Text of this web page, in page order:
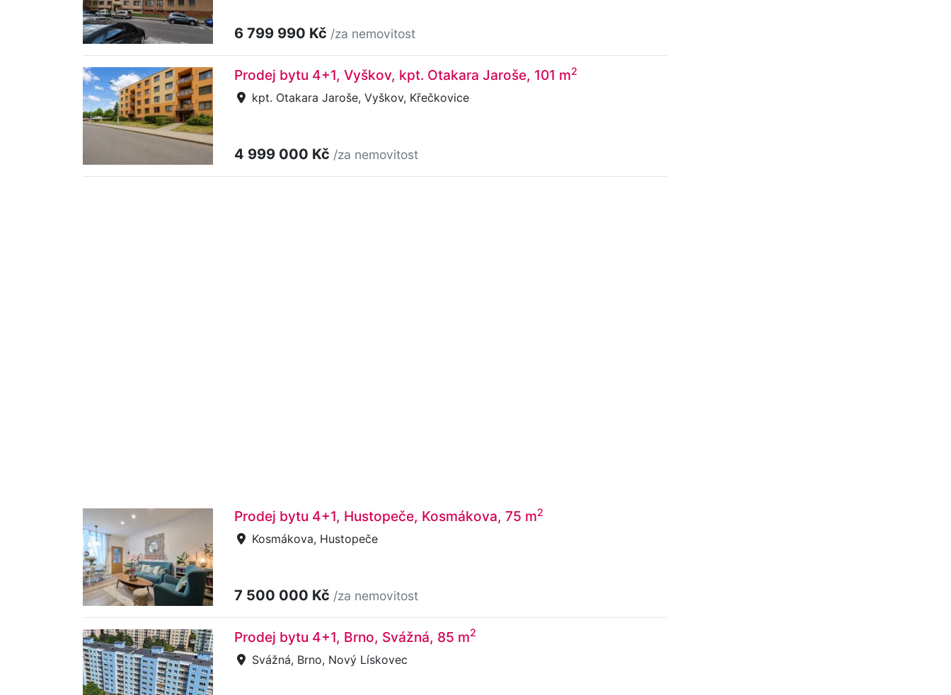
6 799 990 Kč /za nemovitost
Prodej bytu 4+1, Vyškov, kpt. Otakara Jaroše, 101 m2
kpt. Otakara Jaroše, Vyškov, Křečkovice
4 999 000 Kč /za nemovitost
Prodej bytu 4+1, Hustopeče, Kosmákova, 75 m2
Kosmákova, Hustopeče
7 500 000 Kč /za nemovitost
Prodej bytu 4+1, Brno, Svážná, 85 m2
Svážná, Brno, Nový Lískovec